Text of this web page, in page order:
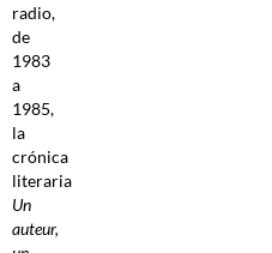
radio,
de
1983
a
1985,
la
crónica
literaria
Un
auteur,